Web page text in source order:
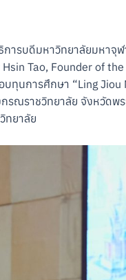
ารบดีมหาวิทยาลัยมหา
Tao, Founder of
ทุนการศึกษา “Ling
ณราชวิทยาลัย จังหวัดพ
ทยาลัย